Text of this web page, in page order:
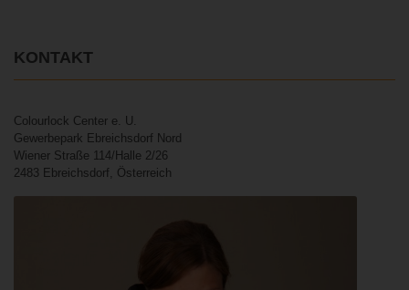
KONTAKT
Colourlock Center e. U.
Gewerbepark Ebreichsdorf Nord
Wiener Straße 114/Halle 2/26
2483 Ebreichsdorf, Österreich